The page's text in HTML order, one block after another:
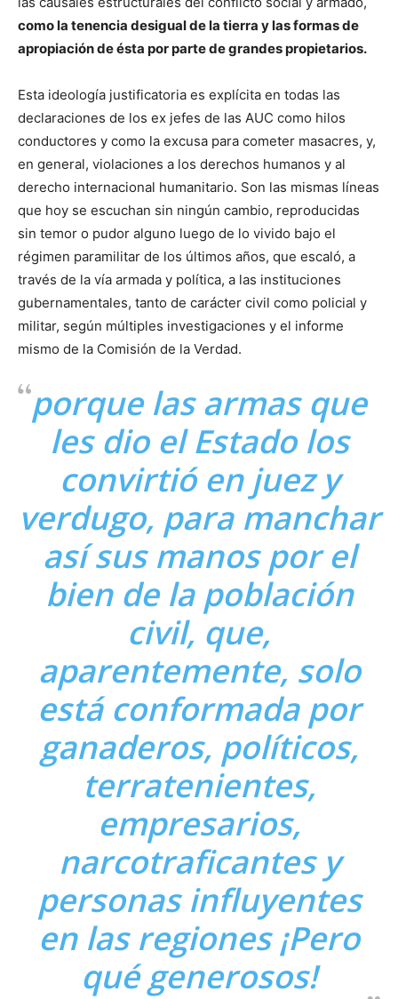
como la tenencia desigual de la tierra y las formas de
apropiación de ésta por parte de grandes propietarios.
Esta ideología justificatoria es explícita en todas las
declaraciones de los ex jefes de las AUC como hilos
conductores y como la excusa para cometer masacres, y,
en general, violaciones a los derechos humanos y al
derecho internacional humanitario. Son las mismas líneas
que hoy se escuchan sin ningún cambio, reproducidas
sin temor o pudor alguno luego de lo vivido bajo el
régimen paramilitar de los últimos años, que escaló, a
través de la vía armada y política, a las instituciones
gubernamentales, tanto de carácter civil como policial y
militar, según múltiples investigaciones y el informe
mismo de la Comisión de la Verdad.
porque las armas que
les dio el Estado los
convirtió en juez y
verdugo, para manchar
así sus manos por el
bien de la población
civil, que,
aparentemente, solo
está conformada por
ganaderos, políticos,
terratenientes,
empresarios,
narcotraficantes y
personas influyentes
en las regiones ¡Pero
qué generosos!